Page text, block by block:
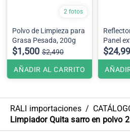
2 fotos
Polvo de Limpieza para
Grasa Pesada, 200g
$1,500 $2,490
AÑADIR AL CARRITO
Panel
RALI importaciones /
Limpiador Quita sarro en polvo